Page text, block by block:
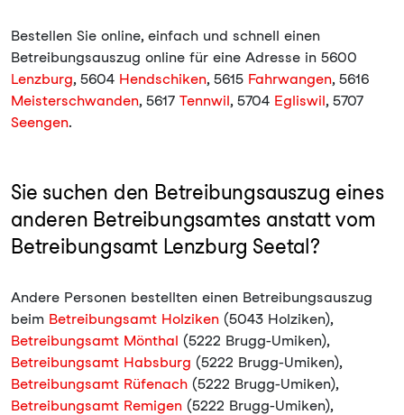
Bestellen Sie online, einfach und schnell einen
Betreibungsauszug online für eine Adresse in 5600
Lenzburg, 5604 Hendschiken, 5615 Fahrwangen, 5616
Meisterschwanden, 5617 Tennwil, 5704 Egliswil, 5707
Seengen.
Sie suchen den Betreibungsauszug eines
anderen Betreibungsamtes anstatt vom
Betreibungsamt Lenzburg Seetal?
Andere Personen bestellten einen Betreibungsauszug
beim Betreibungsamt Holziken (5043 Holziken),
Betreibungsamt Mönthal (5222 Brugg-Umiken),
Betreibungsamt Habsburg (5222 Brugg-Umiken),
Betreibungsamt Rüfenach (5222 Brugg-Umiken),
Betreibungsamt Remigen (5222 Brugg-Umiken),